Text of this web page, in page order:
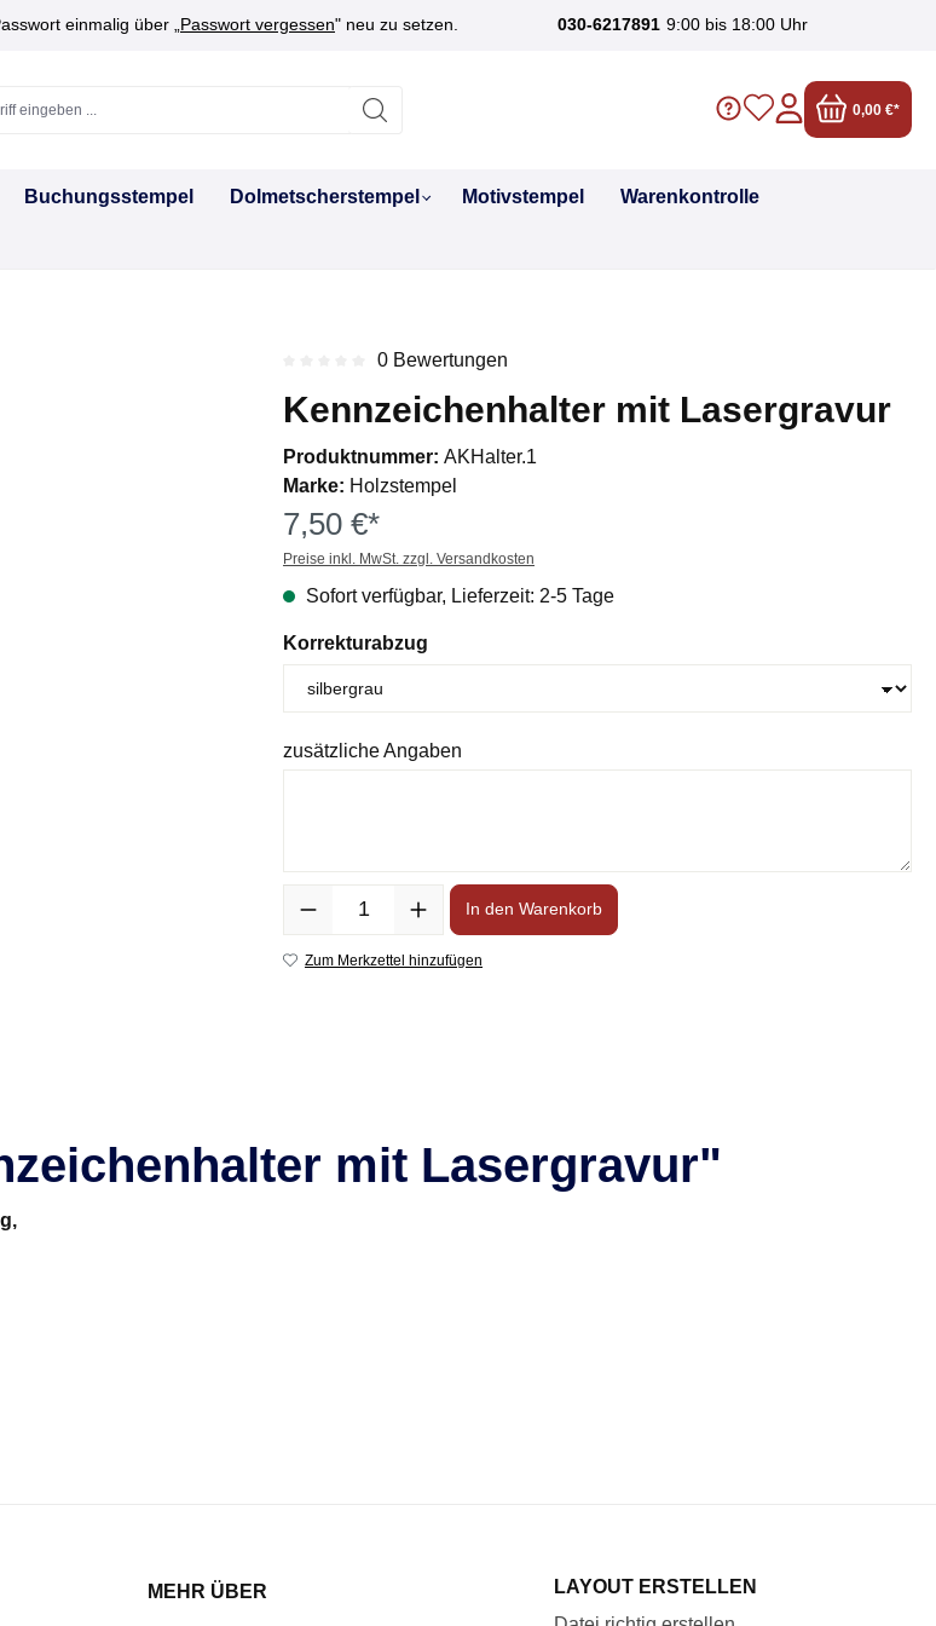
einmalig über „ Passwort vergessen" neu zu setzen. 030-6217891 9:00 bis 18:00 Uhr
0,00 €*
Buchungsstempel Dolmetscherstempel Motivstempel Warenkontrolle
0 Bewertungen
Kennzeichenhalter mit Lasergravur
Produktnummer: AKHalter.1
Marke: Holzstempel
7,50 €*
Preise inkl. MwSt. zzgl. Versandkosten
Sofort verfügbar, Lieferzeit: 2-5 Tage
Korrekturabzug
zusätzliche Angaben
In den Warenkorb
Zum Merkzettel hinzufügen
mit Lasergravur"
MEHR ÜBER
LAYOUT ERSTELLEN